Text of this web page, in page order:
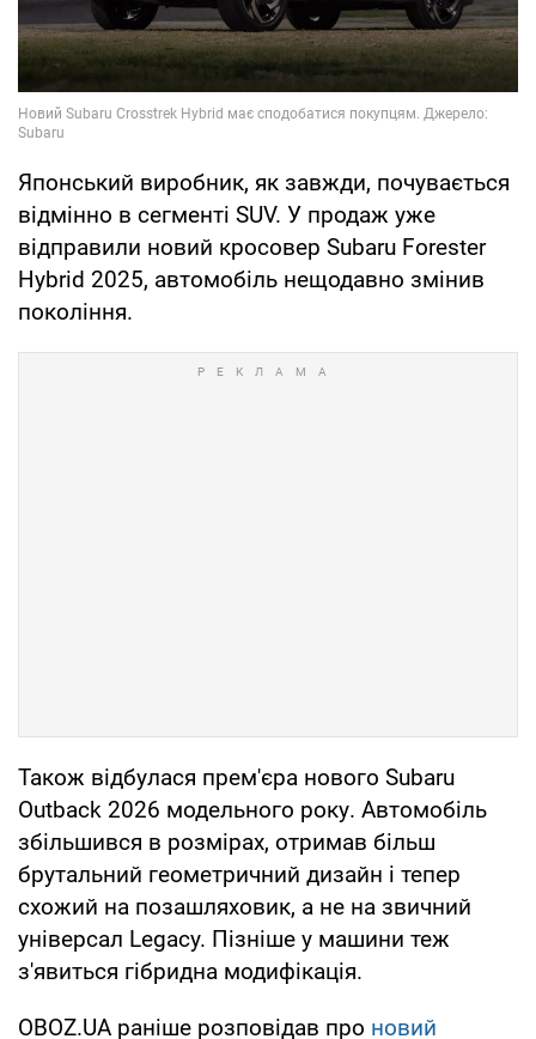
Японський виробник, як завжди, почувається
відмінно в сегменті SUV. У продаж уже
відправили новий кросовер Subaru Forester
Hybrid 2025, автомобіль нещодавно змінив
покоління.
Також відбулася прем'єра нового Subaru
Outback 2026 модельного року. Автомобіль
збільшився в розмірах, отримав більш
брутальний геометричний дизайн і тепер
схожий на позашляховик, а не на звичний
універсал Legacy. Пізніше у машини теж
з'явиться гібридна модифікація.
OBOZ.UA раніше розповідав про новий